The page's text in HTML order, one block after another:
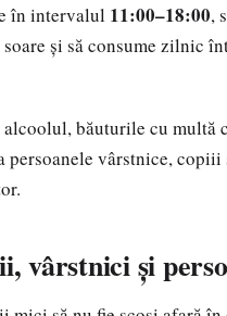
în intervalul 11:00–18:00,
și să consume zilnic
băuturile cu multă
persoanele vârstnice,
vârstnici și